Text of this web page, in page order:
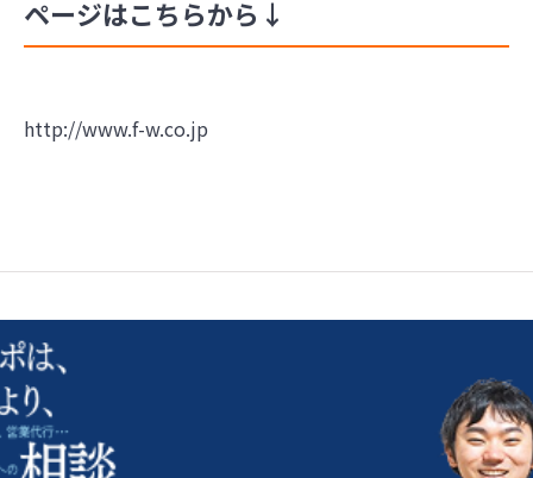
ページはこちらから↓
http://www.f-w.co.jp